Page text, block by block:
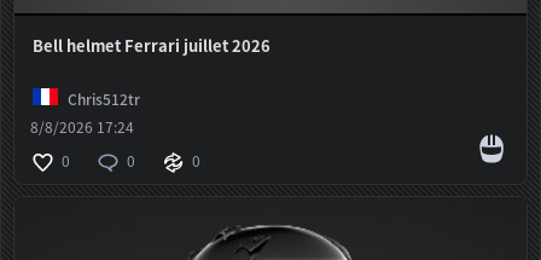
Bell helmet Ferrari juillet 2026
Chris512tr
8/8/2026 17:24
0
0 0